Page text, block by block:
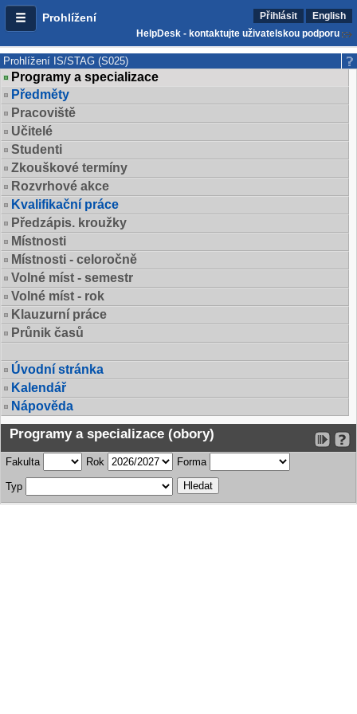
Prohlížení Přihlásit
English
HelpDesk - kontaktujte uživatelskou podporu
Prohlížení IS/STAG (S025)
Programy a specializace
Předměty
Pracoviště
Učitelé
Studenti
Zkouškové termíny
Rozvrhové akce
Kvalifikační práce
Předzápis. kroužky
Místnosti
Místnosti - celoročně
Volné míst - semestr
Volné míst - rok
Klauzurní práce
Průnik časů
Úvodní stránka
Kalendář
Nápověda
Programy a specializace (obory)
Fakulta Rok Forma
Typ